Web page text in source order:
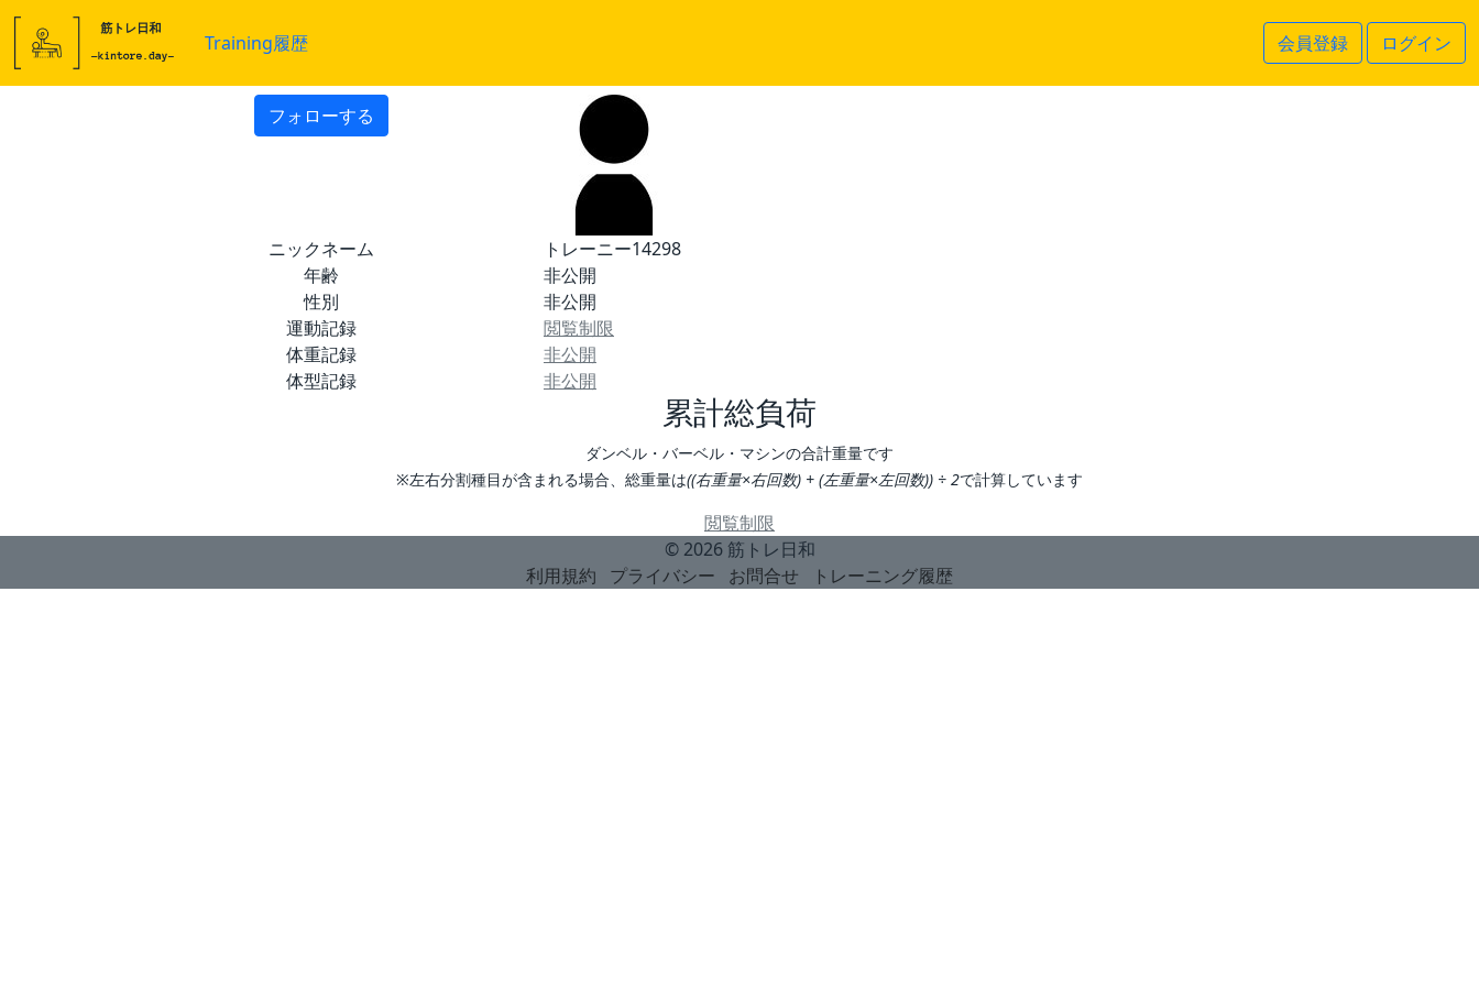
Training履歴 会員登録 ログイン
フォローする
ニックネーム
トレーニー14298
年齢
非公開
性別
非公開
運動記録
閲覧制限
体重記録
非公開
体型記録
非公開
累計総負荷
ダンベル・バーベル・マシンの合計重量です
※左右分割種目が含まれる場合、総重量は((右重量×右回数) + (左重量×左回数)) ÷ 2で計算しています
閲覧制限
© 2026 筋トレ日和
利用規約
プライバシー お問合せ トレーニング履歴